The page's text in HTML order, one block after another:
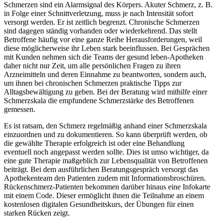
Schmerzen sind ein Alarmsignal des Körpers. Akuter Schmerz, z. B.
in Folge einer Schnittverletzung, muss je nach Intensität sofort
versorgt werden. Er ist zeitlich begrenzt. Chronische Schmerzen
sind dagegen ständig vorhanden oder wiederkehrend. Das stellt
Betroffene häufig vor eine ganze Reihe Herausforderungen, weil
diese möglicherweise ihr Leben stark beeinflussen. Bei Gesprächen
mit Kunden nehmen sich die Teams der gesund leben-Apotheken
daher nicht nur Zeit, um alle persönlichen Fragen zu ihren
Arzneimitteln und deren Einnahme zu beantworten, sondern auch,
um ihnen bei chronischen Schmerzen praktische Tipps zur
Alltagsbewältigung zu geben. Bei der Beratung wird mithilfe einer
Schmerzskala die empfundene Schmerzstärke des Betroffenen
gemessen.
Es ist ratsam, den Schmerz regelmäßig anhand einer Schmerzskala
einzuordnen und zu dokumentieren. So kann überprüft werden, ob
die gewählte Therapie erfolgreich ist oder eine Behandlung
eventuell noch angepasst werden sollte. Dies ist umso wichtiger, da
eine gute Therapie maßgeblich zur Lebensqualität von Betroffenen
beiträgt. Bei dem ausführlichen Beratungsgespräch versorgt das
Apothekenteam den Patienten zudem mit Informationsbroschüren.
Rückenschmerz-Patienten bekommen darüber hinaus eine Infokarte
mit einem Code. Dieser ermöglicht ihnen die Teilnahme an einem
kostenlosen digitalen Gesundheitskurs, der Übungen für einen
starken Rücken zeigt.